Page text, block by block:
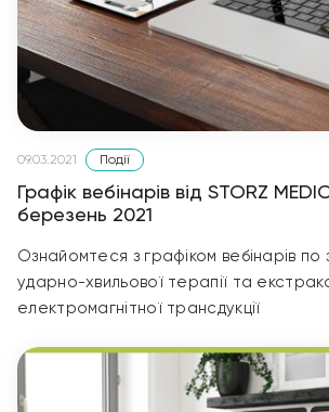
09.03.2021 Події
Графік вебінарів від STORZ
березень 2021
Ознайомтеся з графіком вебінарів
ударно-хвильової терапії та
електромагнітної трансдукції